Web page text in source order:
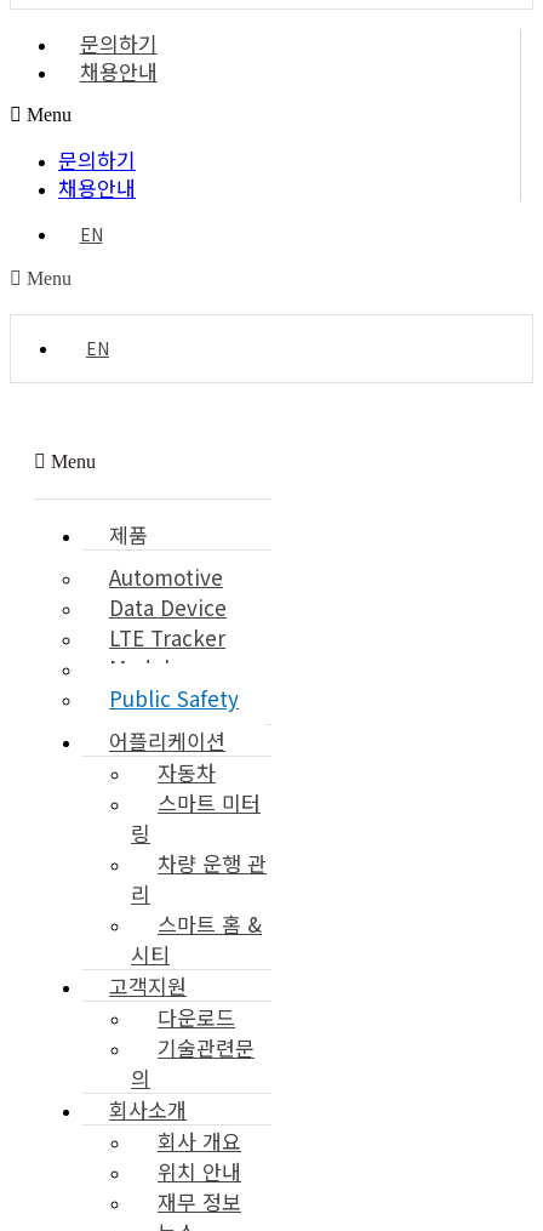
문의하기
채용안내
Menu
문의하기
채용안내
EN
Menu
EN
Menu
제품
Automotive
Data Device
LTE Tracker
Module
Public Safety
어플리케이션
자동차
스마트 미터
링
차량 운행 관
리
스마트 홈 &
시티
고객지원
다운로드
기술관련문
의
회사소개
회사 개요
위치 안내
재무 정보